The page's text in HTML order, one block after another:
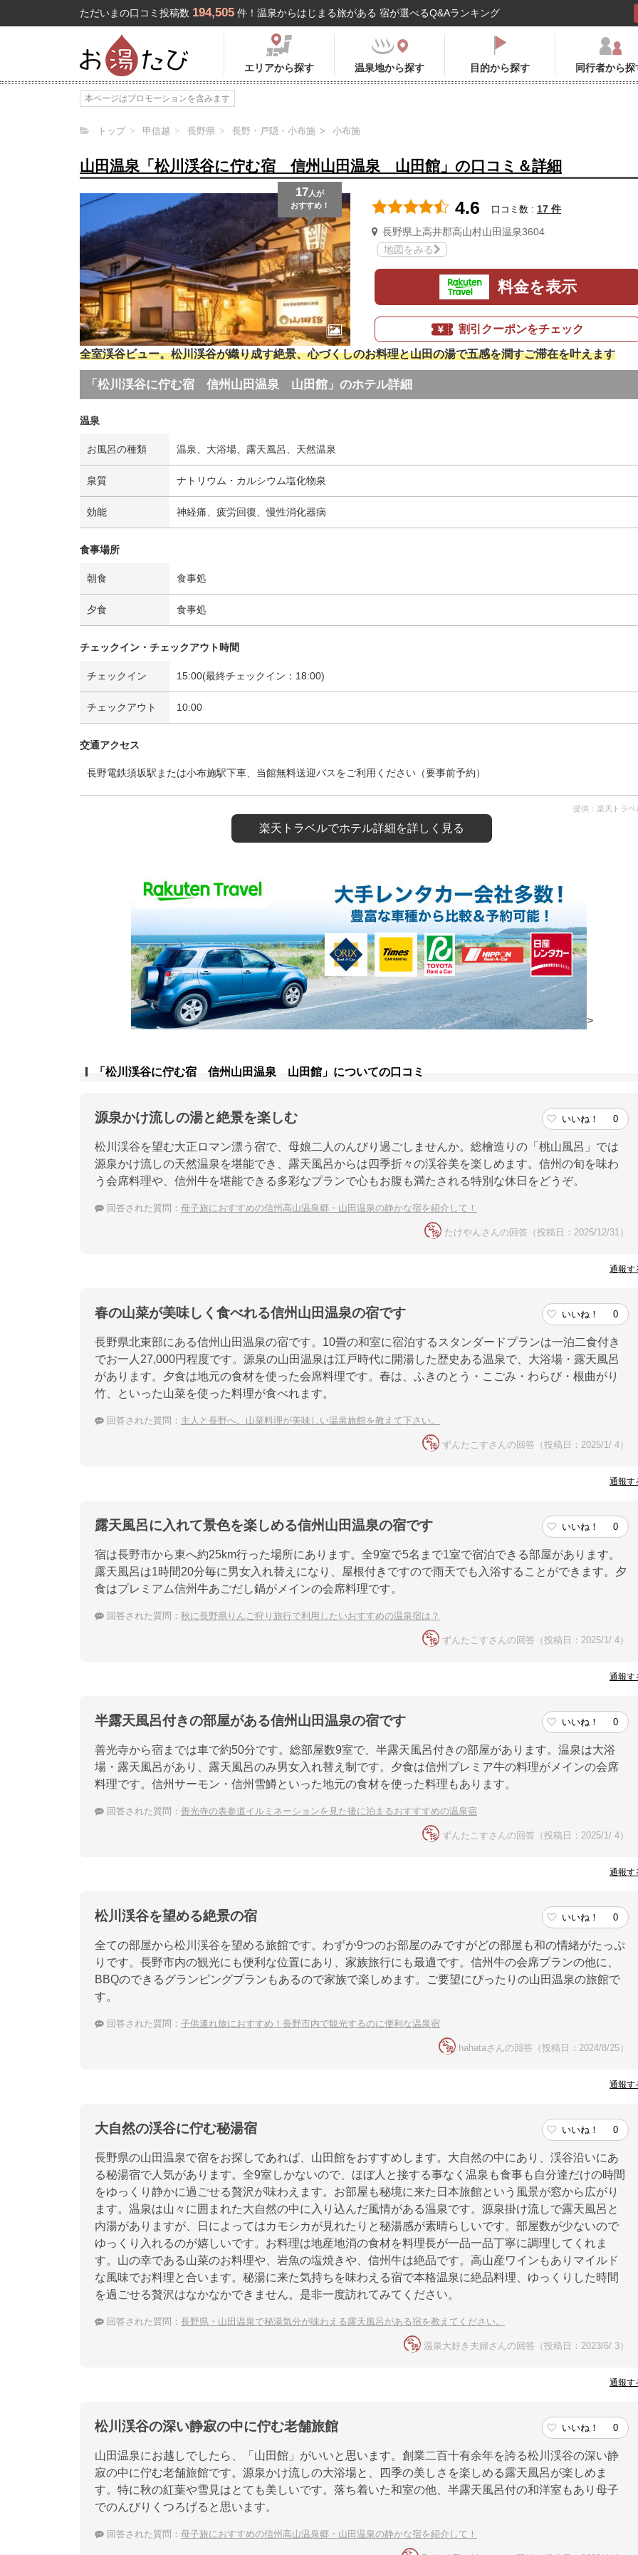
ただいまの口コミ投稿数 194,505 件！温泉からはじまる旅がある 宿が選べるQ&Aランキング
エリアから探す 温泉地から探す 目的から探す 同行者から探
本ページはプロモーションを含みます
トップ 甲信越 長野県 長野・戸隠・小布施 小布施
山田温泉「松川渓谷に佇む宿 信州山田温泉 山田館」の口コミ＆詳細
17 人が
おすすめ！
4.6 口コミ数 : 17 件
長野県上高井郡高山村山田温泉3604
地図をみる
料金を表示
割引クーポンをチェック
全室渓谷ビュー。松川渓谷が織り成す絶景、心づくしのお料理と山田の湯で五感を潤すご滞在を叶えます
「松川渓谷に佇む宿 信州山田温泉 山田館」のホテル詳細
温泉
お風呂の種類 温泉、大浴場、露天風呂、天然温泉
泉質 ナトリウム・カルシウム塩化物泉
効能 神経痛、疲労回復、慢性消化器病
食事場所
朝食 食事処
夕食 食事処
チェックイン・チェックアウト時間
チェックイン 15:00(最終チェックイン：18:00)
チェックアウト 10:00
交通アクセス
長野電鉄須坂駅または小布施駅下車、当館無料送迎バスをご利用ください（要事前予約）
提供：楽天トラベ
楽天トラベルでホテル詳細を詳しく見る
>
「松川渓谷に佇む宿 信州山田温泉 山田館」についての口コミ
源泉かけ流しの湯と絶景を楽しむ いいね！ 0
松川渓谷を望む大正ロマン漂う宿で、母娘二人のんびり過ごしませんか。総檜造りの「桃山風呂」では
源泉かけ流しの天然温泉を堪能でき、露天風呂からは四季折々の渓谷美を楽しめます。信州の旬を味わ
う会席料理や、信州牛を堪能できる多彩なプランで心もお腹も満たされる特別な休日をどうぞ。
回答された質問： 母子旅におすすめの信州高山温泉郷・山田温泉の静かな宿を紹介して！
たけやんさんの回答（投稿日：2025/12/31）
通報す
春の山菜が美味しく食べれる信州山田温泉の宿です いいね！ 0
長野県北東部にある信州山田温泉の宿です。10畳の和室に宿泊するスタンダードプランは一泊二食付き
でお一人27,000円程度です。源泉の山田温泉は江戸時代に開湯した歴史ある温泉で、大浴場・露天風呂
があります。夕食は地元の食材を使った会席料理です。春は、ふきのとう・こごみ・わらび・根曲がり
竹、といった山菜を使った料理が食べれます。
回答された質問： 主人と長野へ。山菜料理が美味しい温泉旅館を教えて下さい。
ずんたこすさんの回答（投稿日：2025/1/ 4）
通報す
露天風呂に入れて景色を楽しめる信州山田温泉の宿です いいね！ 0
宿は長野市から東へ約25km行った場所にあります。全9室で5名まで1室で宿泊できる部屋があります。
露天風呂は1時間20分毎に男女入れ替えになり、屋根付きですので雨天でも入浴することができます。夕
食はプレミアム信州牛あごだし鍋がメインの会席料理です。
回答された質問： 秋に長野県りんご狩り旅行で利用したいおすすめの温泉宿は？
ずんたこすさんの回答（投稿日：2025/1/ 4）
通報す
半露天風呂付きの部屋がある信州山田温泉の宿です いいね！ 0
善光寺から宿までは車で約50分です。総部屋数9室で、半露天風呂付きの部屋があります。温泉は大浴
場・露天風呂があり、露天風呂のみ男女入れ替え制です。夕食は信州プレミア牛の料理がメインの会席
料理です。信州サーモン・信州雪鱒といった地元の食材を使った料理もあります。
回答された質問： 善光寺の表参道イルミネーションを見た後に泊まるおすすすめの温泉宿
ずんたこすさんの回答（投稿日：2025/1/ 4）
通報す
松川渓谷を望める絶景の宿 いいね！ 0
全ての部屋から松川渓谷を望める旅館です。わずか9つのお部屋のみですがどの部屋も和の情緒がたっぷ
りです。長野市内の観光にも便利な位置にあり、家族旅行にも最適です。信州牛の会席プランの他に、
BBQのできるグランピングプランもあるので家族で楽しめます。ご要望にぴったりの山田温泉の旅館で
す。
回答された質問： 子供連れ旅におすすめ！長野市内で観光するのに便利な温泉宿
hahataさんの回答（投稿日：2024/8/25）
通報す
大自然の渓谷に佇む秘湯宿 いいね！ 0
長野県の山田温泉で宿をお探しであれば、山田館をおすすめします。大自然の中にあり、渓谷沿いにあ
る秘湯宿で人気があります。全9室しかないので、ほぼ人と接する事なく温泉も食事も自分達だけの時間
をゆっくり静かに過ごせる贅沢が味わえます。お部屋も秘境に来た日本旅館という風景が窓から広がり
ます。温泉は山々に囲まれた大自然の中に入り込んだ風情がある温泉です。源泉掛け流しで露天風呂と
内湯がありますが、日によってはカモシカが見れたりと秘湯感が素晴らしいです。部屋数が少ないので
ゆっくり入れるのが嬉しいです。お料理は地産地消の食材を料理長が一品一品丁寧に調理してくれま
す。山の幸である山菜のお料理や、岩魚の塩焼きや、信州牛は絶品です。高山産ワインもありマイルド
な風味でお料理と合います。秘湯に来た気持ちを味わえる宿で本格温泉に絶品料理、ゆっくりした時間
を過ごせる贅沢はなかなかできません。是非一度訪れてみてください。
回答された質問： 長野県・山田温泉で秘湯気分が味わえる露天風呂がある宿を教えてください。
温泉大好き夫婦さんの回答（投稿日：2023/6/ 3）
通報す
松川渓谷の深い静寂の中に佇む老舗旅館 いいね！ 0
山田温泉にお越しでしたら、「山田館」がいいと思います。創業二百十有余年を誇る松川渓谷の深い静
寂の中に佇む老舗旅館です。源泉かけ流しの大浴場と、四季の美しさを楽しめる露天風呂が楽しめま
す。特に秋の紅葉や雪見はとても美しいです。落ち着いた和室の他、半露天風呂付の和洋室もあり母子
でのんびりくつろげると思います。
回答された質問： 母子旅におすすめの信州高山温泉郷・山田温泉の静かな宿を紹介して！